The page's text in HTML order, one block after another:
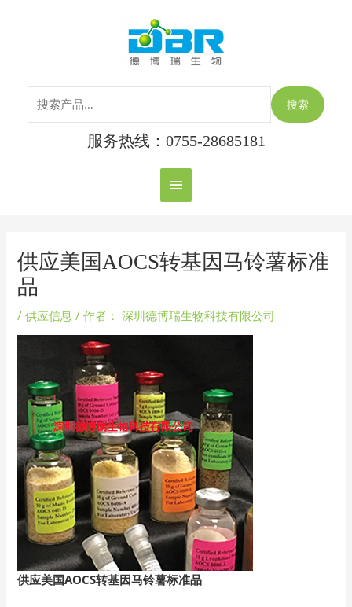
主
菜
单
搜索
服务热线：0755-28685181
供应美国AOCS转基因马铃薯标准
品
/供应信息 / 作者： 深圳德博瑞生物科技有限公司
供应美国AOCS转基因马铃薯标准品